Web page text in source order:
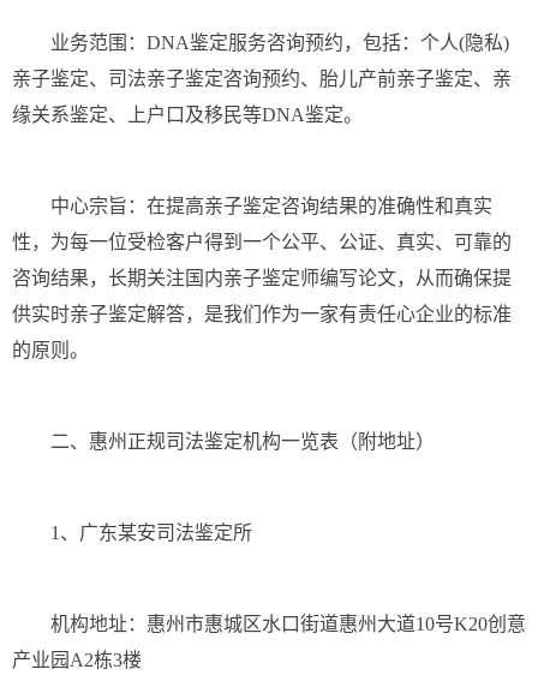
业务范围：DNA鉴定服务咨询预约，包括：个人(隐私)
亲子鉴定、司法亲子鉴定咨询预约、胎儿产前亲子鉴定、亲
缘关系鉴定、上户口及移民等DNA鉴定。
中心宗旨：在提高亲子鉴定咨询结果的准确性和真实
性，为每一位受检客户得到一个公平、公证、真实、可靠的
咨询结果，长期关注国内亲子鉴定师编写论文，从而确保提
供实时亲子鉴定解答，是我们作为一家有责任心企业的标准
的原则。
二、惠州正规司法鉴定机构一览表（附地址）
1、广东某安司法鉴定所
机构地址：惠州市惠城区水口街道惠州大道10号K20创意
产业园A2栋3楼